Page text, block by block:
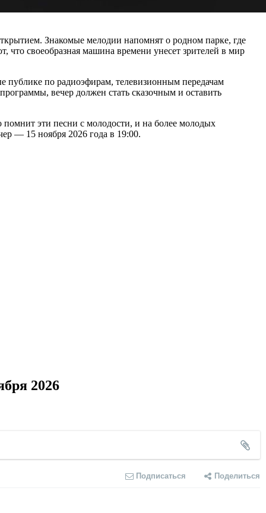
Знакомые мелодии напомнят о родном парке, где
своеобразная машина времени унесет зрителей в мир
по радиоэфирам, телевизионным передачам
вечер должен стать сказочным и оставить
эти песни с молодости, и на более молодых
— 15 ноября 2026 года в 19:00.
2026
Подписаться Поделиться